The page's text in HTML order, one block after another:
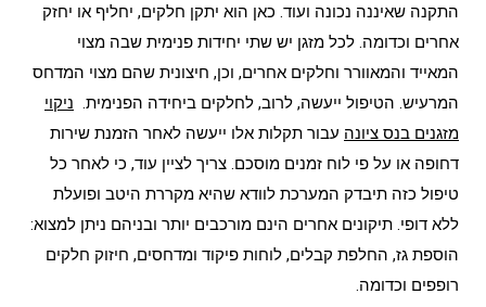
התקנה שאיננה נכונה ועוד. כאן הוא יתקן חלקים, יחליף או יחזק
אחרים וכדומה. לכל מזגן יש שתי יחידות פנימית שבה מצוי
המאייד והמאוורר וחלקים אחרים, וכן, חיצונית שהם מצוי המדחס
המרעיש. הטיפול ייעשה, לרוב, לחלקים ביחידה הפנימית. ניקוי
מזגנים בנס ציונה עבור תקלות אלו ייעשה לאחר הזמנת שירות
דחופה או על פי לוח זמנים מוסכם. צריך לציין עוד, כי לאחר כל
טיפול כזה תיבדק המערכת לוודא שהיא מקררת היטב ופועלת
ללא דופי. תיקונים אחרים הינם מורכבים יותר ובניהם ניתן למצוא:
הוספת גז, החלפת קבלים, לוחות פיקוד ומדחסים, חיזוק חלקים
רופפים וכדומה.